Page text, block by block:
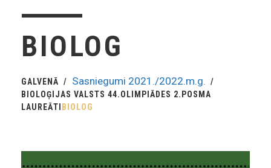
BIOLOG
GALVENĀ Sasniegumi 2021./2022.m.g.
BIOLOĢIJAS VALSTS 44.OLIMPIĀDES 2.POSMA
LAUREĀTI BIOLOG